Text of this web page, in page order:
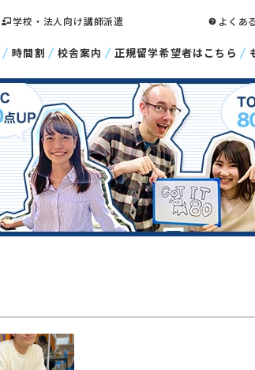
時間割 校舎案内 正規留学希望者はこちら
学校・法人向け講師派遣 よくあ